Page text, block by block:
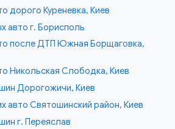
дорого Куреневка, Киев
авто г. Борисполь
после ДТП Южная Борщаговка,
Никольская Слободка, Киев
Дорогожичи, Киев
авто Святошинский район, Киев
г. Переяслав